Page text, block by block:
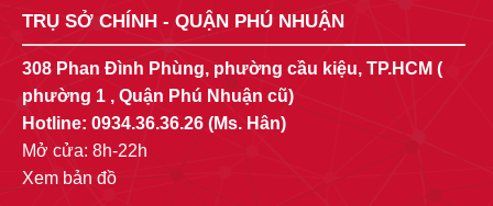
TRỤ SỞ CHÍNH - QUẬN PHÚ NHUẬN
308 Phan Đình Phùng, phường cầu kiệu, TP.HCM (
phường 1 , Quận Phú Nhuận cũ)
Hotline: 0934.36.36.26 (Ms. Hân)
Mở cửa: 8h-22h
Xem bản đồ